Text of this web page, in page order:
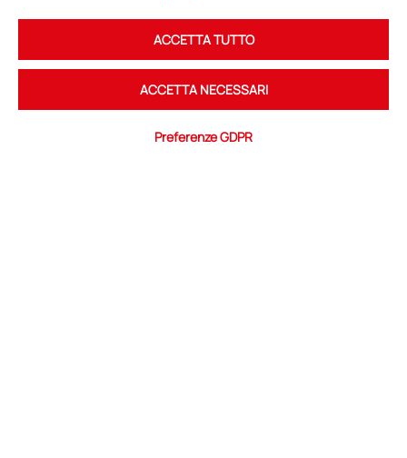
Youtube Linkedin
ACCETTA TUTTO
ACCETTA NECESSARI
Preferenze GDPR